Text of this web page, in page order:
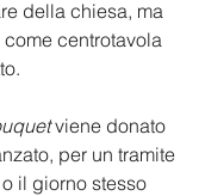
della chiesa, ma
centrotavola
viene donato
per un tramite
il giorno stesso